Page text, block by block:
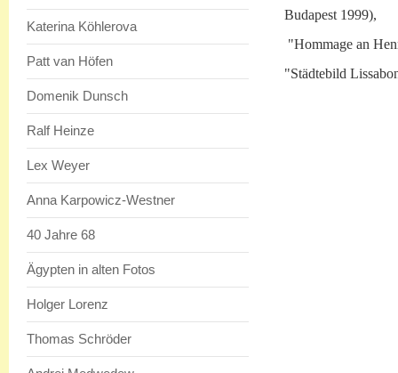
Katerina Köhlerova
Patt van Höfen
Domenik Dunsch
Ralf Heinze
Lex Weyer
Anna Karpowicz-Westner
40 Jahre 68
Ägypten in alten Fotos
Holger Lorenz
Thomas Schröder
Budapest 1999),
"Hommage an
"Städtebild